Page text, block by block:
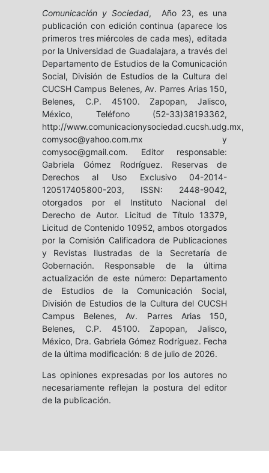
Comunicación y Sociedad, Año 23, es una
publicación con edición continua (aparece los
primeros tres miércoles de cada mes), editada
por la Universidad de Guadalajara, a través del
Departamento de Estudios de la Comunicación
Social, División de Estudios de la Cultura del
CUCSH Campus Belenes, Av. Parres Arias 150,
Belenes, C.P. 45100. Zapopan, Jalisco,
México, Teléfono (52-33)38193362,
http://www.comunicacionysociedad.cucsh.udg.mx,
comysoc@yahoo.com.mx y
comysoc@gmail.com. Editor responsable:
Gabriela Gómez Rodríguez. Reservas de
Derechos al Uso Exclusivo 04-2014-
120517405800-203, ISSN: 2448-9042,
otorgados por el Instituto Nacional del
Derecho de Autor. Licitud de Título 13379,
Licitud de Contenido 10952, ambos otorgados
por la Comisión Calificadora de Publicaciones
y Revistas Ilustradas de la Secretaría de
Gobernación. Responsable de la última
actualización de este número: Departamento
de Estudios de la Comunicación Social,
División de Estudios de la Cultura del CUCSH
Campus Belenes, Av. Parres Arias 150,
Belenes, C.P. 45100. Zapopan, Jalisco,
México, Dra. Gabriela Gómez Rodríguez. Fecha
de la última modificación: 8 de julio de 2026.
Las opiniones expresadas por los autores no
necesariamente reflejan la postura del editor
de la publicación.